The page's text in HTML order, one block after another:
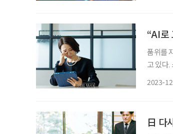
“AI로
품위를
고 있다
2023-
日 다